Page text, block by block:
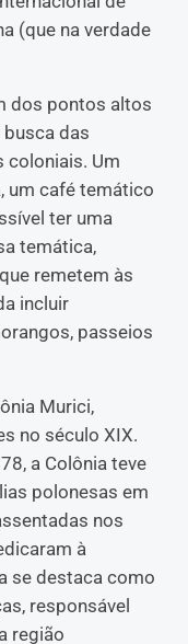
(que na verdade
dos pontos altos
das
coloniais. Um
um café temático
ter uma
temática,
remetem às
incluir
passeios
Murici,
no século XIX.
a Colônia teve
polonesas em
nos
à
se destaca como
responsável
região